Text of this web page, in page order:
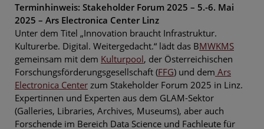
Terminhinweis: Stakeholder Forum 2025 – 5.-6. Mai
2025 – Ars Electronica Center Linz
Unter dem Titel „Innovation braucht Infrastruktur.
Kulturerbe. Digital. Weitergedacht.“ lädt das BMWKMS
gemeinsam mit dem Kulturpool, der Österreichischen
Forschungsförderungsgesellschaft (FFG) und dem Ars
Electronica Center zum Stakeholder Forum 2025 in Linz.
Expertinnen und Experten aus dem GLAM-Sektor
(Galleries, Libraries, Archives, Museums), aber auch
Forschende im Bereich Data Science und Fachleute für